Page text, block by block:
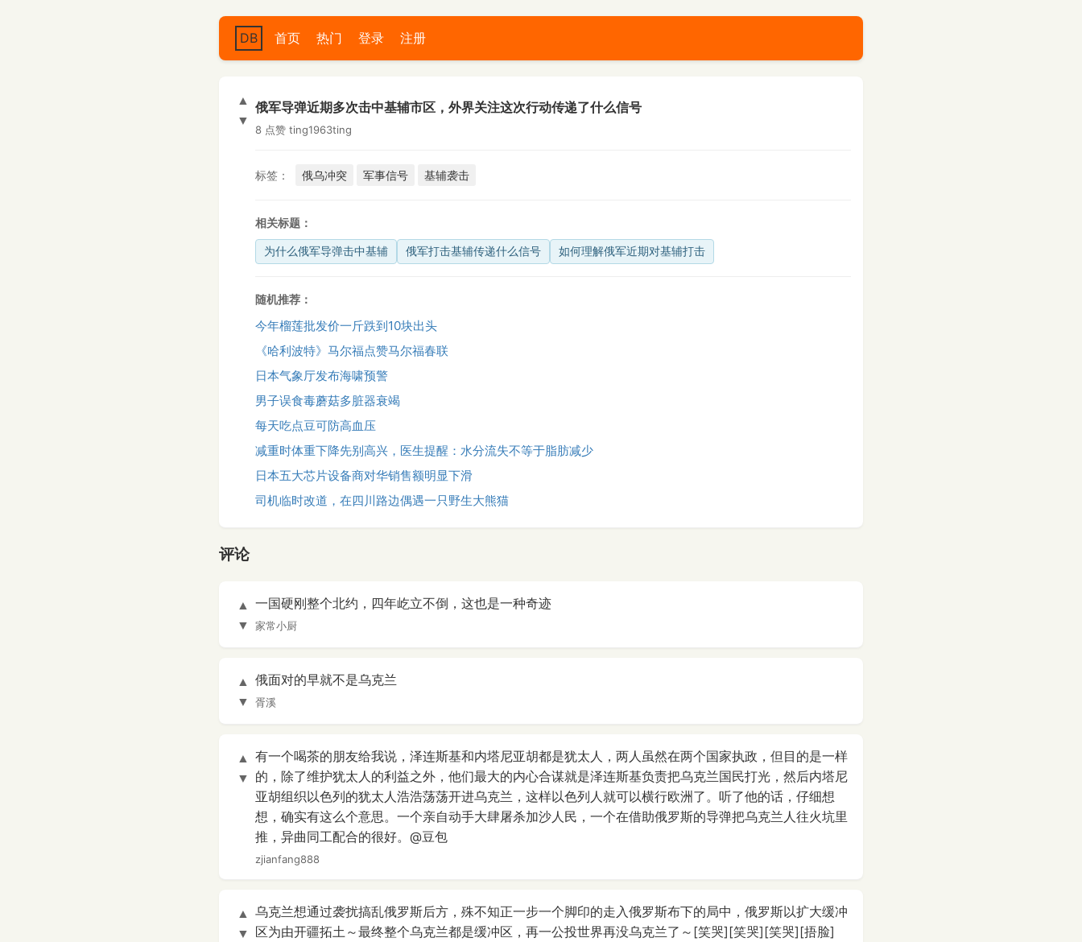
DB 首页 热门 登录 注册
▲
▼
俄军导弹近期多次击中基辅市区，外界关注这次行动传递了什么信号
8 点赞 ting1963ting
标签： 俄乌冲突 军事信号 基辅袭击
相关标题：
为什么俄军导弹击中基辅 俄军打击基辅传递什么信号 如何理解俄军近期对基辅打击
随机推荐：
今年榴莲批发价一斤跌到10块出头
《哈利波特》马尔福点赞马尔福春联
日本气象厅发布海啸预警
男子误食毒蘑菇多脏器衰竭
每天吃点豆可防高血压
减重时体重下降先别高兴，医生提醒：水分流失不等于脂肪减少
日本五大芯片设备商对华销售额明显下滑
司机临时改道，在四川路边偶遇一只野生大熊猫
评论
▲
▼
一国硬刚整个北约，四年屹立不倒，这也是一种奇迹
家常小厨
▲
▼
俄面对的早就不是乌克兰
胥溪
▲
▼
有一个喝茶的朋友给我说，泽连斯基和内塔尼亚胡都是犹太人，两人虽然在两个国家执政，但目的是一样
的，除了维护犹太人的利益之外，他们最大的内心合谋就是泽连斯基负责把乌克兰国民打光，然后内塔尼
亚胡组织以色列的犹太人浩浩荡荡开进乌克兰，这样以色列人就可以横行欧洲了。听了他的话，仔细想
想，确实有这么个意思。一个亲自动手大肆屠杀加沙人民，一个在借助俄罗斯的导弹把乌克兰人往火坑里
推，异曲同工配合的很好。@豆包
zjianfang888
▲
▼
乌克兰想通过袭扰搞乱俄罗斯后方，殊不知正一步一个脚印的走入俄罗斯布下的局中，俄罗斯以扩大缓冲
区为由开疆拓土～最终整个乌克兰都是缓冲区，再一公投世界再没乌克兰了～[笑哭][笑哭][笑哭][捂脸]